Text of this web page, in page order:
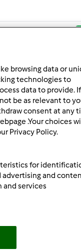
browsing data or
technologies to
data to provide. If
be as relevant to
consent at any
.Your choices
Privacy Policy.
for
advertising and
services